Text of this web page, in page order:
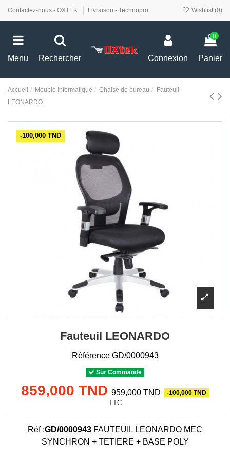
Contactez-nous - OXTEK Livraison - Technopro Wishlist (0)
Menu Rechercher Connexion
0
Panier
Accueil Meuble Informatique Chaise de bureau
Fauteuil
LEONARDO
-100,000 TND
Fauteuil LEONARDO
Référence GD/0000943
Sur Commande
859,000 TND 959,000 TND -100,000 TND
TTC
Réf :GD/0000943 FAUTEUIL LEONARDO MEC
SYNCHRON + TETIERE + BASE POLY